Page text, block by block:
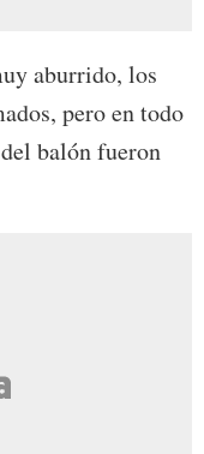
aburrido, los
pero en todo
balón fueron